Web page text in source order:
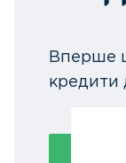
Вперше
кредити